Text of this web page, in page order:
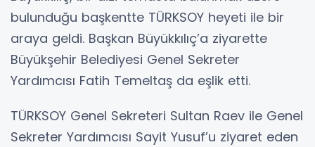
bulunduğu başkentte TÜRKSOY heyeti ile bir
araya geldi. Başkan Büyükkılıç’a ziyarette
Büyükşehir Belediyesi Genel Sekreter
Yardımcısı Fatih Temeltaş da eşlik etti.
TÜRKSOY Genel Sekreteri Sultan Raev ile Genel
Sekreter Yardımcısı Sayit Yusuf’u ziyaret eden